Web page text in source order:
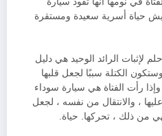
حياة أسرية سعيدة ومستقرة
لإثبات الرائد الوحيد هي دليل
الكتلة سببًا لجعل قلبها
رأت الفتاة هي سيارة سوداء
، والانتقال من نفسه ، لجعل
من ذلك ، تحركها. حياة.